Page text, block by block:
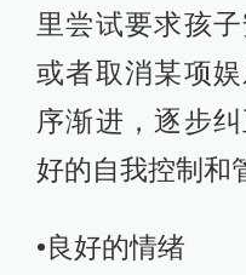
里尝试要求孩
或者取消某项
序渐进，逐步
好的自我控制和
•良好的情绪